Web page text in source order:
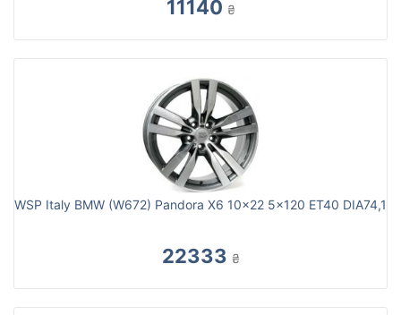
11140 ₴
WSP Italy BMW (W672) Pandora X6 10x22 5x120 ET40 DIA74,1
22333 ₴